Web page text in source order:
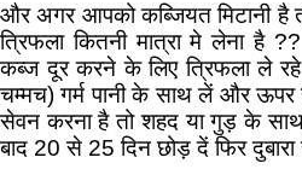
और अगर आपको कब्जियत मिटानी है
त्रिफला कितनी मात्रा मे लेना है
कब्ज दूर करने के लिए त्रिफला ले
चम्मच) गर्म पानी के साथ लें और
सेवन करना है तो शहद या गुड़ के
बाद 20 से 25 दिन छोड़ दें फिर